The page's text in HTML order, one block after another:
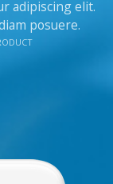
adipiscing elit.
posuere.